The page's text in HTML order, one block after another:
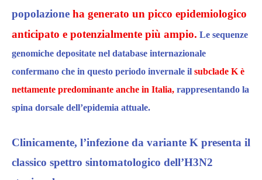
popolazione ha generato un picco epidemiologico
anticipato e potenzialmente più ampio. Le sequenze
genomiche depositate nel database internazionale
confermano che in questo periodo invernale il subclade K è
nettamente predominante anche in Italia, rappresentando la
spina dorsale dell’epidemia attuale.​
Clinicamente, l’infezione da variante K presenta il
classico spettro sintomatologico dell’H3N2